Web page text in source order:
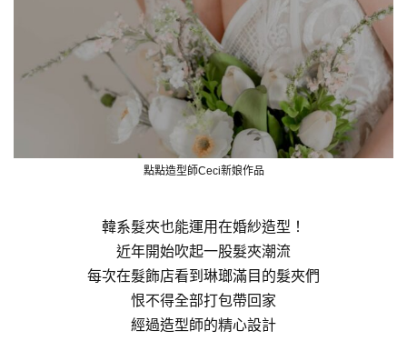
點點造型師Ceci新娘作品
韓系髮夾也能運用在婚紗造型！
近年開始吹起一股髮夾潮流
每次在髮飾店看到琳瑯滿目的髮夾們
恨不得全部打包帶回家
經過造型師的精心設計